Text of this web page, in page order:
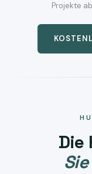
Projekte
Die